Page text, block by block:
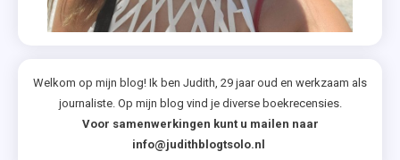
Welkom op mijn blog! Ik ben Judith, 29 jaar oud en werkzaam als
journaliste. Op mijn blog vind je diverse boekrecensies.
Voor samenwerkingen kunt u mailen naar
info@judithblogtsolo.nl